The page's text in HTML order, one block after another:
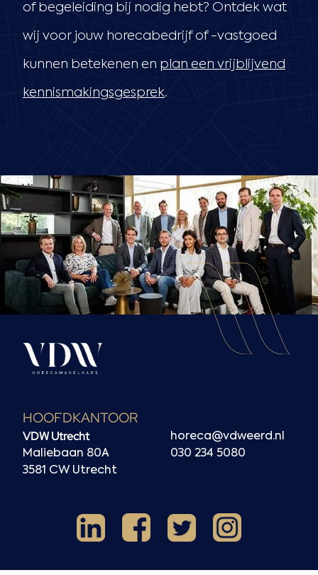
of begeleiding bij nodig hebt? Ontdek wat
wij voor jouw horecabedrijf of -vastgoed
kunnen betekenen en plan een vrijblijvend
kennismakingsgesprek.
HOOFDKANTOOR
VDW Utrecht
Maliebaan 80A
3581 CW Utrecht
horeca@vdweerd.nl
030 234 5080
LinkedInFacebook
X Instagram